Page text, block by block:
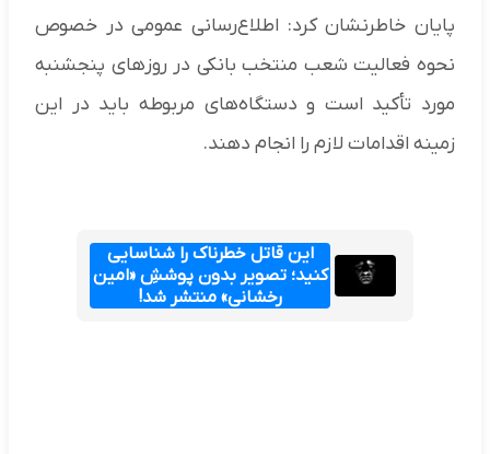
پایان خاطرنشان کرد: اطلاع‌رسانی عمومی در خصوص
نحوه فعالیت شعب منتخب بانکی در روزهای پنجشنبه
مورد تأکید است و دستگاه‌های مربوطه باید در این
زمینه اقدامات لازم را انجام دهند.
این قاتل خطرناک را شناسایی
کنید؛ تصویر بدون پوششِ «امین
رخشانی» منتشر شد!